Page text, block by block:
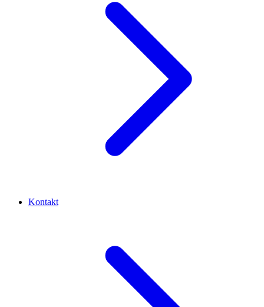
Kontakt